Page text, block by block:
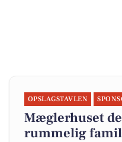
OPSLAGSTAVLEN
Mæglerhuset
rummelig